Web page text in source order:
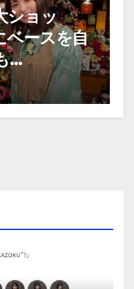
ショッ
ースを自
…